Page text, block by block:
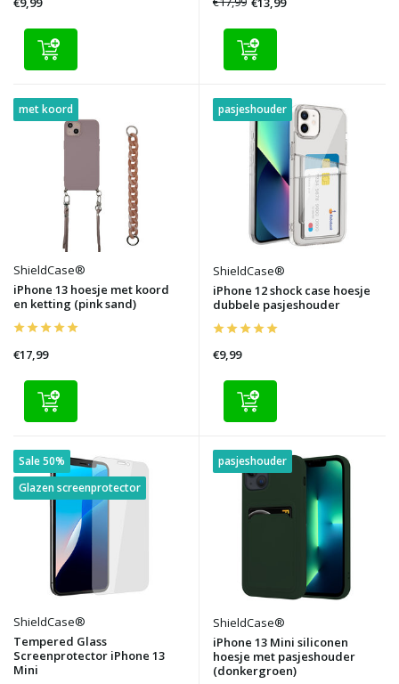
met koord
ShieldCase®
iPhone 13 hoesje met koord
en ketting (pink sand)
€17,99
pasjeshouder
ShieldCase®
iPhone 12 shock case hoesje
dubbele pasjeshouder
€9,99
Sale 50%
Glazen screenprotector
ShieldCase®
Tempered Glass
Screenprotector iPhone 13
Mini
pasjeshouder
ShieldCase®
iPhone 13 Mini siliconen
hoesje met pasjeshouder
(donkergroen)